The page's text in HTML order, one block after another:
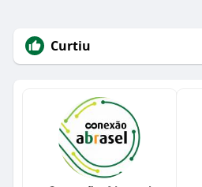
Curtiu